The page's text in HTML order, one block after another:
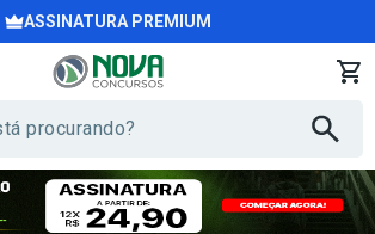
ASSINATURA PREMIUM